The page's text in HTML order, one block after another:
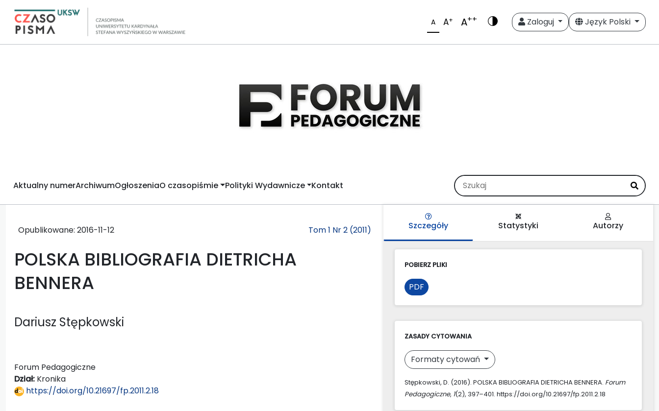
A A+ A++ Zaloguj Język Polski
Aktualny numerArchiwumOgłoszeniaO czasopiśmie Polityki Wydawnicze Kontakt
Opublikowane: 2016-11-12 Tom 1 Nr 2 (2011)
POLSKA BIBLIOGRAFIA DIETRICHA
BENNERA
Dariusz Stępkowski
Forum Pedagogiczne
Dział: Kronika
https://doi.org/10.21697/fp.2011.2.18
Szczegóły Statystyki Autorzy
POBIERZ PLIKI
PDF
ZASADY CYTOWANIA
Formaty cytowań
Stępkowski, D. (2016). POLSKA BIBLIOGRAFIA DIETRICHA BENNERA. Forum
Pedagogiczne, 1(2), 397–401. https://doi.org/10.21697/fp.2011.2.18